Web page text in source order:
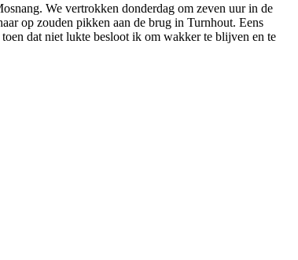
We vertrokken donderdag om zeven uur in de
op zouden pikken aan de brug in Turnhout. Eens
dat niet lukte besloot ik om wakker te blijven en te